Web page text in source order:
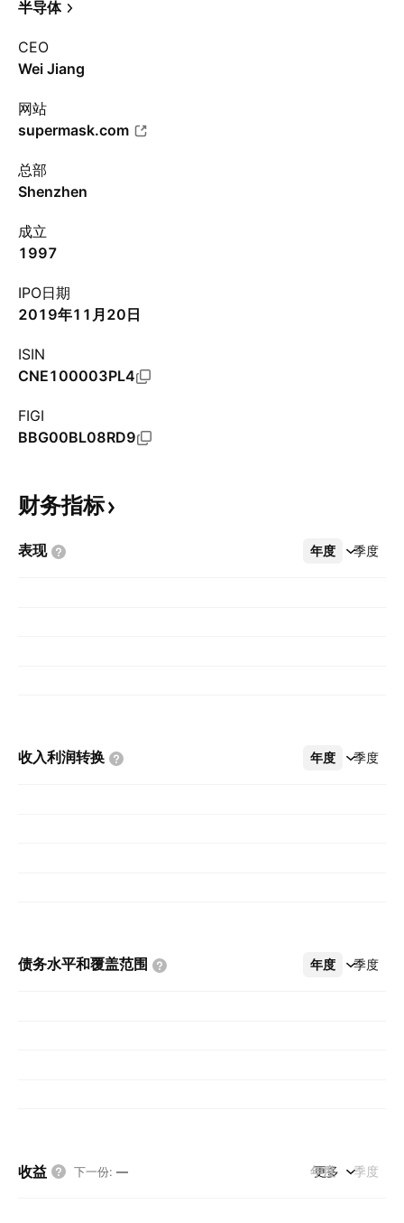
半导体
CEO
Wei Jiang
网站
supermask.com
总部
Shenzhen
成立
1997
IPO日期
2019年11月20日
ISIN
CNE100003PL4
FIGI
BBG00BL08RD9
财务指标
表现 年度 季度
更多
收入利润转换 年度 季度
更多
债务水平和覆盖范围 年度 季度
更多
收益 下一份: — 年度 季度
更多